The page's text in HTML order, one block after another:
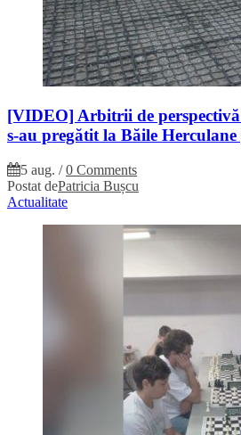
[VIDEO] Arbitrii de
s-au pregătit la Băile
5 aug. / 0 Comments
Postat dePatricia Bușcu
Actualitate